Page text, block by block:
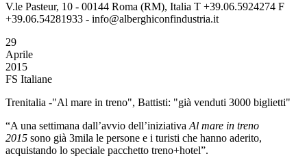
V.le Pasteur, 10 - 00144 Roma (RM), Italia T +39.06.5924274 F
+39.06.54281933 - info@alberghiconfindustria.it
29
Aprile
2015
FS Italiane
Trenitalia -"Al mare in treno", Battisti: "già venduti 3000 biglietti"
“A una settimana dall’avvio dell’iniziativa Al mare in treno
2015 sono già 3mila le persone e i turisti che hanno aderito,
acquistando lo speciale pacchetto treno+hotel”.